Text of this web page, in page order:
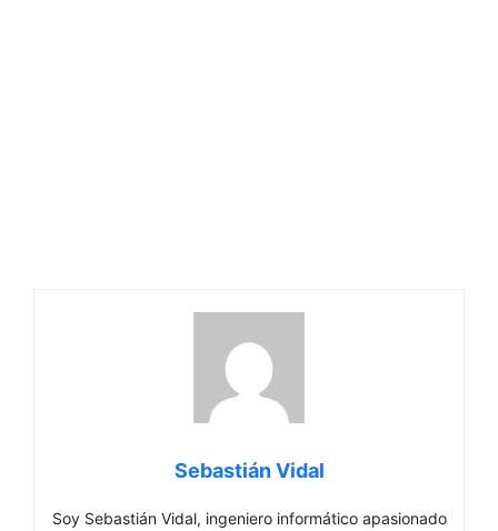
Sebastián Vidal
Soy Sebastián Vidal, ingeniero informático apasionado